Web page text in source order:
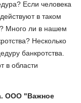
Если человека
в таком
Много ли в нашем
Несколько
банкротства.
в области
ООО "Важное